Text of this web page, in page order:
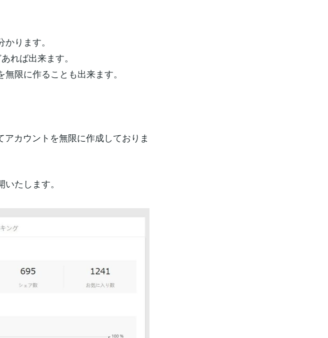
ります。
れば出来ます。
限に作ることも出来ます。
カウントを無限に作成しておりま
たします。